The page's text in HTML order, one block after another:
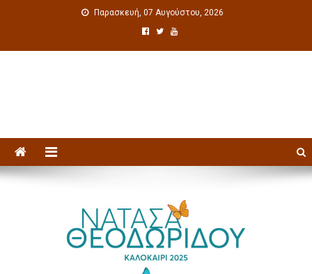
Παρασκευή, 07 Αυγούστου, 2026